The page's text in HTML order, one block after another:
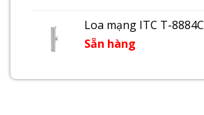
Loa mạng ITC T-8884C
Sẵn hàng